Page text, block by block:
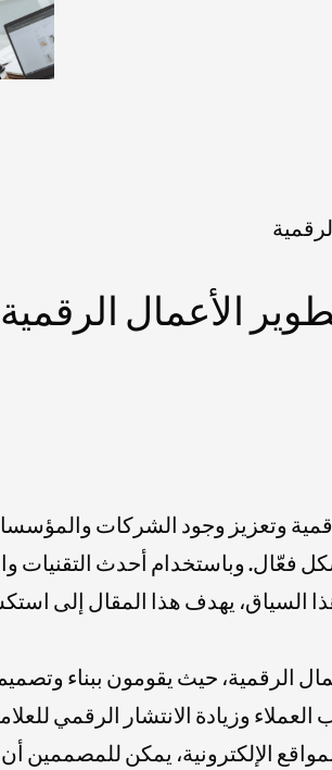
الأعمال الرقمية
وتعزيز وجود الشركات
فعّال. وباستخدام أحدث التقنيات
يهدف هذا المقال إلى
الرقمية، حيث يقومون ببناء
وزيادة الانتشار الرقمي
الإلكترونية، يمكن